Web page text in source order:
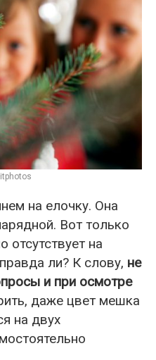
на елочку. Она
Вот только
отсутствует на
ли? К слову, не
и при осмотре
даже цвет мешка
на двух